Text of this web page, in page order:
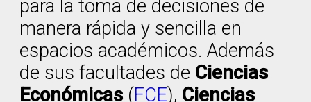
para la toma de decisiones de
manera rápida y sencilla en
espacios académicos. Además
de sus facultades de Ciencias
Económicas (FCE), Ciencias